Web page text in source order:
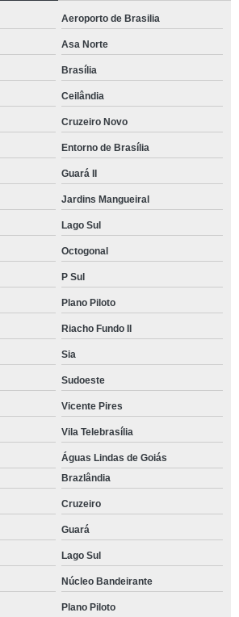
Aeroporto de Brasilia
Asa Norte
Brasília
Ceilândia
Cruzeiro Novo
Entorno de Brasília
Guará II
Jardins Mangueiral
Lago Sul
Octogonal
P Sul
Plano Piloto
Riacho Fundo II
Sia
Sudoeste
Vicente Pires
Vila Telebrasília
Águas Lindas de Goiás
Brazlândia
Cruzeiro
Guará
Lago Sul
Núcleo Bandeirante
Plano Piloto